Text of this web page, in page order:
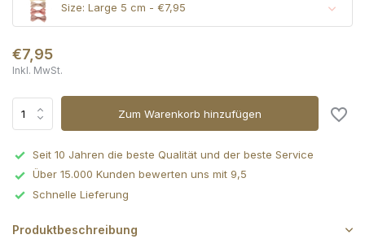
Size: Large 5 cm - €7,95
€7,95
Inkl. MwSt.
Zum Warenkorb hinzufügen
Seit 10 Jahren die beste Qualität und der beste Service
Über 15.000 Kunden bewerten uns mit 9,5
Schnelle Lieferung
Produktbeschreibung